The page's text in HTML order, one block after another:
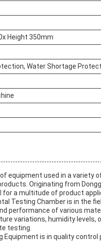
Height 350mm
Water Shortage
equipment used in a variety
Originating from
a multitude of product
Testing Chamber is in the
performance of various
variations, humidity levels,
testing.
is in quality